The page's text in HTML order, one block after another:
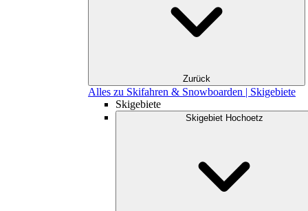
Zurück
Alles zu Skifahren & Snowboarden | Skigebiete
Skigebiete
Skigebiet Hochoetz